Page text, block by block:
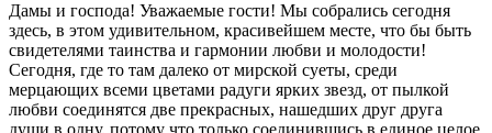
Дамы и господа! Уважаемые гости! Мы собрались сегодня
здесь, в этом удивительном, красивейшем месте, что бы быть
свидетелями таинства и гармонии любви и молодости!
Сегодня, где то там далеко от мирской суеты, среди
мерцающих всеми цветами радуги ярких звезд, от пылкой
любви соединятся две прекрасных, нашедших друг друга
души в одну, потому что только соединившись в единое целое